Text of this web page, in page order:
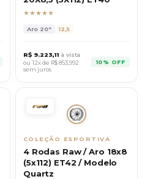
★★★★★
Aro 20" 12,5
R$ 9.223,11 à vista
ou 12x de R$853,992
sem juros
10% OFF
COLEÇÃO ESPORTIVA
4 Rodas Raw / Aro 18x8
(5x112) ET42 / Modelo
Quartz